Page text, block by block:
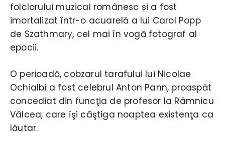
folclorului muzical românesc și a fost
imortalizat într-o acuarelă a lui Carol Popp
de Szathmary, cel mai în vogă fotograf al
epocii.
O perioadă, cobzarul tarafului lui Nicolae
Ochialbi a fost celebrul Anton Pann, proaspăt
concediat din funcţia de profesor la Râmnicu
Vâlcea, care îşi câştiga noaptea existenţa ca
lăutar.